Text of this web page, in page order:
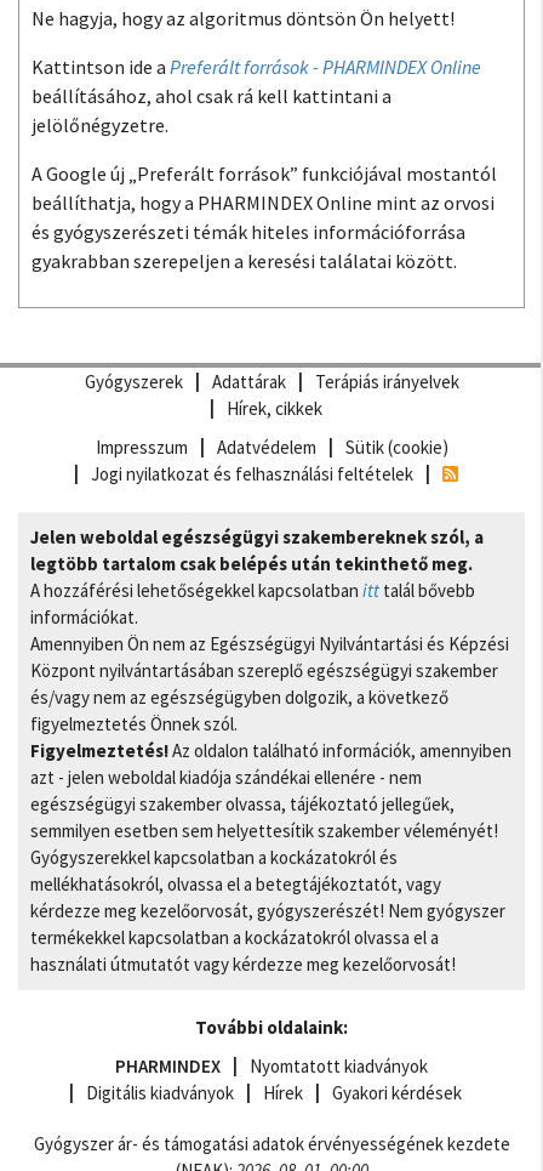
Ne hagyja, hogy az algoritmus döntsön Ön helyett!
Kattintson ide a Preferált források - PHARMINDEX Online
beállításához, ahol csak rá kell kattintani a
jelölőnégyzetre.
A Google új „Preferált források” funkciójával mostantól
beállíthatja, hogy a PHARMINDEX Online mint az orvosi
és gyógyszerészeti témák hiteles információforrása
gyakrabban szerepeljen a keresési találatai között.
Gyógyszerek Adattárak
Terápiás irányelvek
Hírek, cikkek
Impresszum
Adatvédelem
Sütik (cookie)
Jogi nyilatkozat és felhasználási feltételek
Jelen weboldal egészségügyi szakembereknek szól, a
legtöbb tartalom csak belépés után tekinthető meg.
A hozzáférési lehetőségekkel kapcsolatban itt talál bővebb
információkat.
Amennyiben Ön nem az Egészségügyi Nyilvántartási és Képzési
Központ nyilvántartásában szereplő egészségügyi szakember
és/vagy nem az egészségügyben dolgozik, a következő
figyelmeztetés Önnek szól.
Figyelmeztetés!Az oldalon található információk, amennyiben
azt - jelen weboldal kiadója szándékai ellenére - nem
egészségügyi szakember olvassa, tájékoztató jellegűek,
semmilyen esetben sem helyettesítik szakember véleményét!
Gyógyszerekkel kapcsolatban a kockázatokról és
mellékhatásokról, olvassa el a betegtájékoztatót, vagy
kérdezze meg kezelőorvosát, gyógyszerészét! Nem gyógyszer
termékekkel kapcsolatban a kockázatokról olvassa el a
használati útmutatót vagy kérdezze meg kezelőorvosát!
További oldalaink:
PHARMINDEX
Nyomtatott kiadványok
Digitális kiadványok
Hírek Gyakori kérdések
Gyógyszer ár- és támogatási adatok érvényességének kezdete